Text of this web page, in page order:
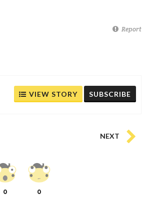
Report
VIEW STORY SUBSCRIBE
NEXT
0 0